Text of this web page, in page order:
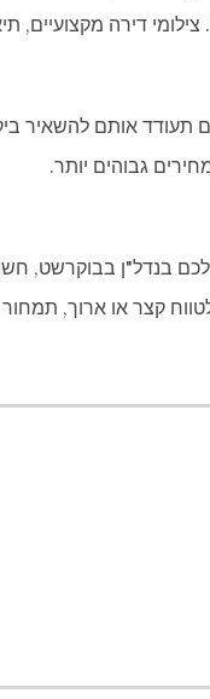
דירה מקצועיים,
גבוהים יותר.
בבוקרשט, חשוב
קצר או ארוך,